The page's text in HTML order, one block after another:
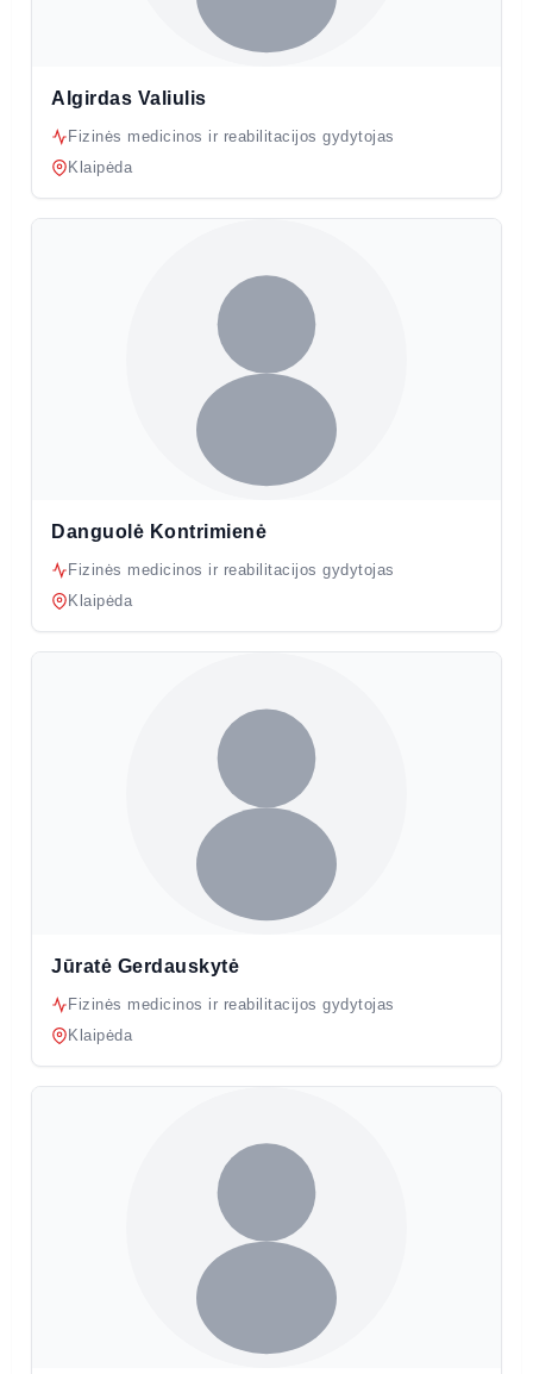
Algirdas Valiulis
Fizinės medicinos ir reabilitacijos gydytojas
Klaipėda
Danguolė Kontrimienė
Fizinės medicinos ir reabilitacijos gydytojas
Klaipėda
Jūratė Gerdauskytė
Fizinės medicinos ir reabilitacijos gydytojas
Klaipėda